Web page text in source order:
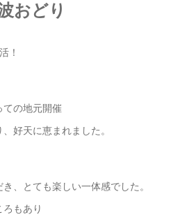
おどり
！
の地元開催
好天に恵まれました。
、とても楽しい一体感でした。
もあり